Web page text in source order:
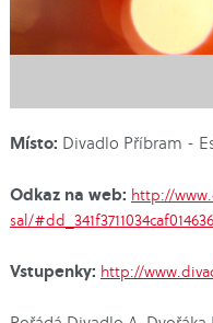
Místo: Divadlo Příbram -
Odkaz na web: http://
sal/
Vstupenky: http://